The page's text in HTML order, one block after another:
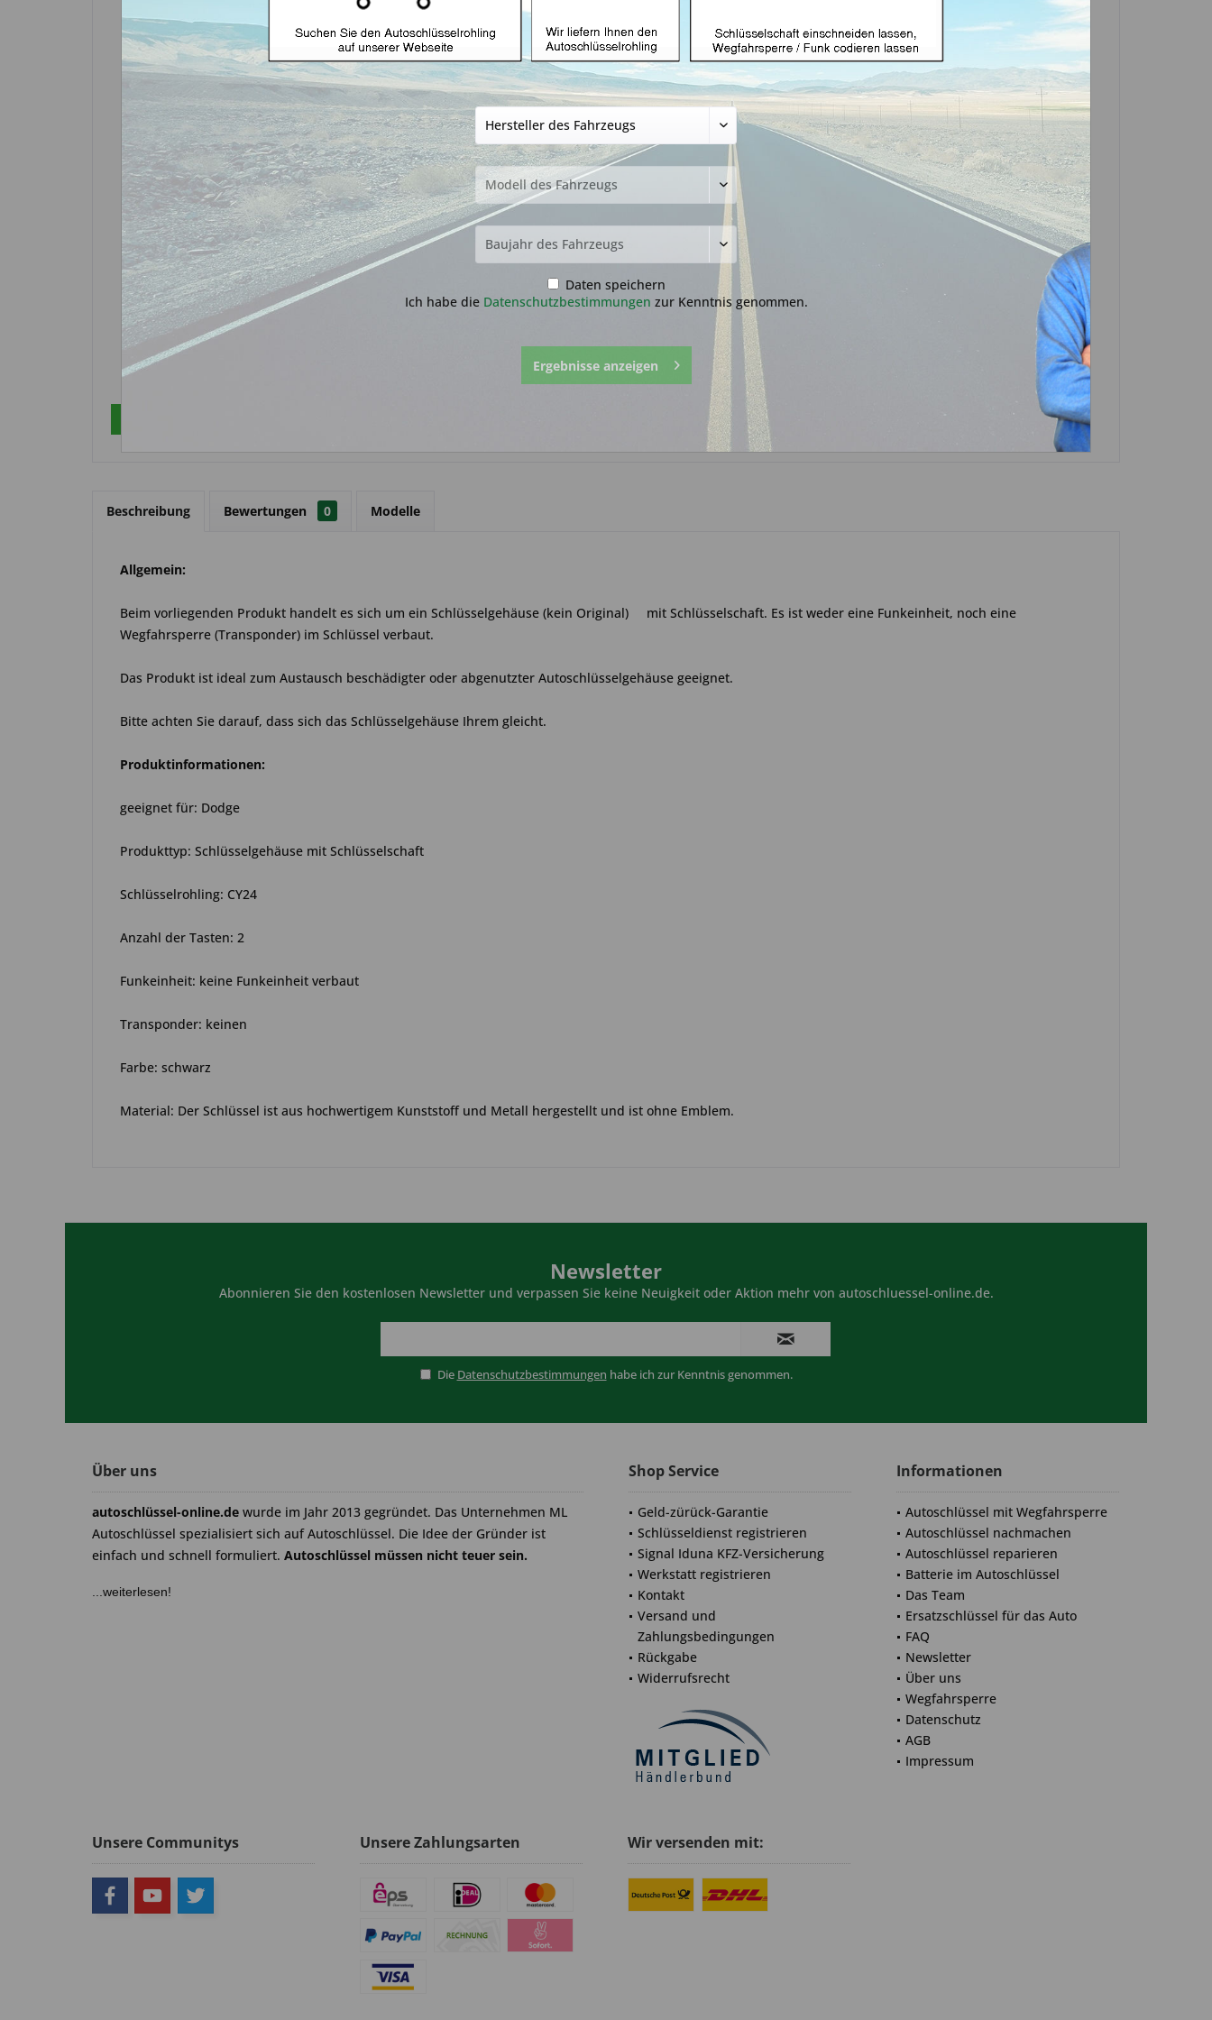
2 Tasten mit CY24 (Aftermarket Produkt)
19,99 € *
inkl. MwSt.zzgl. Versandkosten
Lieferzeit ca. 1-3 Werktage
In denWarenkorb
Fragen zum Artikel?
Artikel-Nr.:
Beschreibung Bewertungen 0 Modelle
Allgemein:
Beim vorliegenden Produkt handelt es sich um ein Schlüsselgehäuse (kein Original) mit Schlüsselschaft. Es ist weder eine Funkeinheit, noch eine
Wegfahrsperre (Transponder) im Schlüssel verbaut.
Das Produkt ist ideal zum Austausch beschädigter oder abgenutzter Autoschlüsselgehäuse geeignet.
Bitte achten Sie darauf, dass sich das Schlüsselgehäuse Ihrem gleicht.
Produktinformationen:
geeignet für: Dodge
Produkttyp: Schlüsselgehäuse mit Schlüsselschaft
Schlüsselrohling: CY24
Anzahl der Tasten: 2
Funkeinheit: keine Funkeinheit verbaut
Transponder: keinen
Farbe: schwarz
Material: Der Schlüssel ist aus hochwertigem Kunststoff und Metall hergestellt und ist ohne Emblem.
Newsletter
Abonnieren Sie den kostenlosen Newsletter und verpassen Sie keine Neuigkeit oder Aktion mehr von autoschluessel-online.de.
Die Datenschutzbestimmungen habe ich zur Kenntnis genommen.
Über uns
autoschlüssel-online.de wurde im Jahr 2013 gegründet. Das Unternehmen ML
Autoschlüssel spezialisiert sich auf Autoschlüssel. Die Idee der Gründer ist
einfach und schnell formuliert. Autoschlüssel müssen nicht teuer sein.
...weiterlesen!
Shop Service
Geld-zürück-Garantie
Schlüsseldienst registrieren
Signal Iduna KFZ-Versicherung
Werkstatt registrieren
Kontakt
Versand und
Zahlungsbedingungen
Rückgabe
Widerrufsrecht
Informationen
Autoschlüssel mit Wegfahrsperre
Autoschlüssel nachmachen
Autoschlüssel reparieren
Batterie im Autoschlüssel
Das Team
Ersatzschlüssel für das Auto
FAQ
Newsletter
Über uns
Wegfahrsperre
Datenschutz
AGB
Impressum
Unsere Communitys Unsere Zahlungsarten Wir versenden mit:
Daten speichern
Ich habe die Datenschutzbestimmungen zur Kenntnis genommen.
Ergebnisse anzeigen